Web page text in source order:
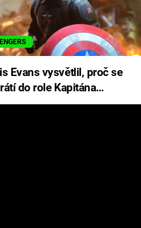
Evans vysvětlil, proč se
do role Kapitána